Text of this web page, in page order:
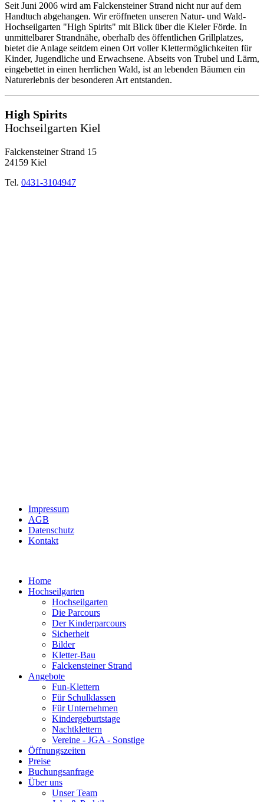
Seit Juni 2006 wird am Falckensteiner Strand nicht nur auf dem
Handtuch abgehangen. Wir eröffneten unseren Natur- und Wald-
Hochseilgarten "High Spirits" mit Blick über die Kieler Förde. In
unmittelbarer Strandnähe, oberhalb des öffentlichen Grillplatzes,
bietet die Anlage seitdem einen Ort voller Klettermöglichkeiten für
Kinder, Jugendliche und Erwachsene. Abseits von Trubel und Lärm,
eingebettet in einen herrlichen Wald, ist an lebenden Bäumen ein
Naturerlebnis der besonderen Art entstanden.
High Spirits
Hochseilgarten Kiel
Falckensteiner Strand 15
24159 Kiel
Tel. 0431-3104947
Impressum
AGB
Datenschutz
Kontakt
Home
Hochseilgarten
Hochseilgarten
Die Parcours
Der Kinderparcours
Sicherheit
Bilder
Kletter-Bau
Falckensteiner Strand
Angebote
Fun-Klettern
Für Schulklassen
Für Unternehmen
Kindergeburtstage
Nachtklettern
Vereine - JGA - Sonstige
Öffnungszeiten
Preise
Buchungsanfrage
Über uns
Unser Team